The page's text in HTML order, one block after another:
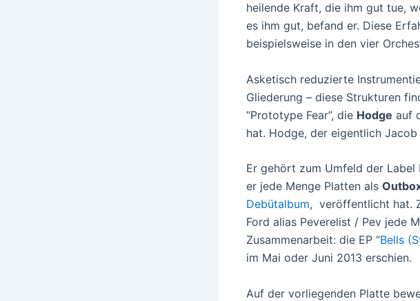
heilende Kraft, die ihm gut tue,
es ihm gut, befand er. Diese
beispielsweise in den vier
Asketisch reduzierte
Gliederung – diese Strukturen
“Prototype Fear”, die Hodge auf
hat. Hodge, der eigentlich
Er gehört zum Umfeld der Label
er jede Menge Platten als
Debütalbum, veröffentlicht hat.
Ford alias Peverelist / Pev jede
Zusammenarbeit: die EP “Bells
im Mai oder Juni 2013 erschien.
Auf der vorliegenden Platte